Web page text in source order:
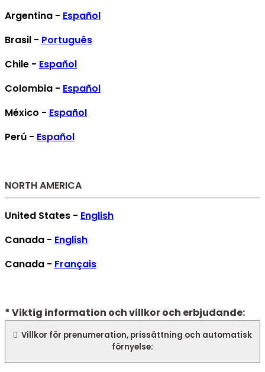
Argentina - Español
Brasil - Português
Chile - Español
Colombia - Español
México - Español
Perú - Español
NORTH AMERICA
United States - English
Canada - English
Canada - Français
* Viktig information och villkor och erbjudande:
 Villkor för prenumeration, prissättning och automatisk
förnyelse: